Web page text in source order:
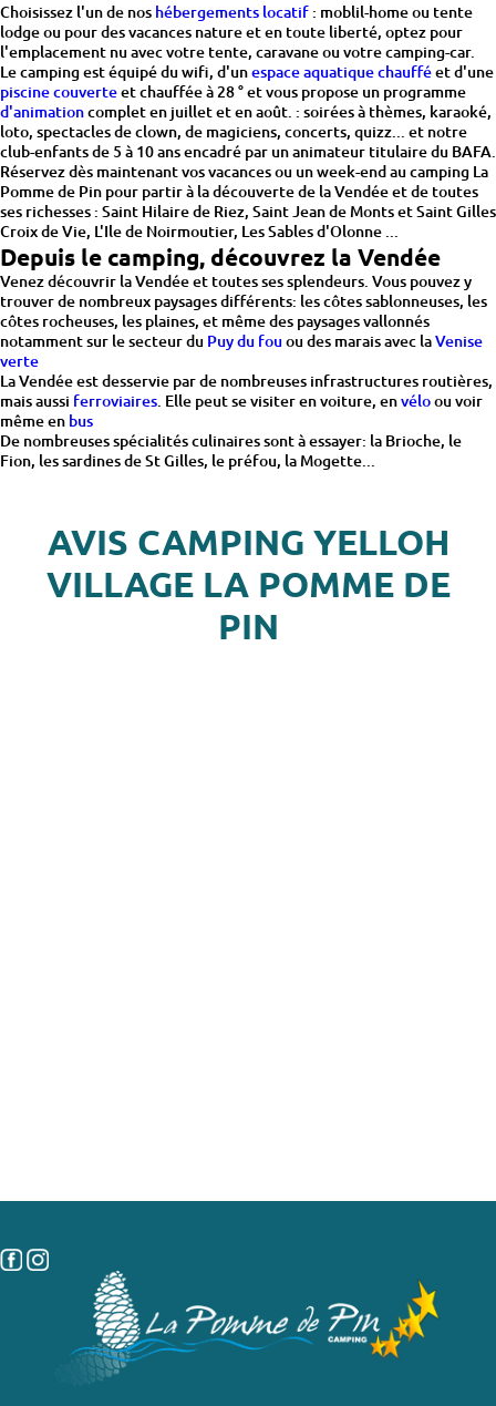
Choisissez l'un de nos hébergements locatif: moblil-home ou tente
lodge ou pour des vacances nature et en toute liberté, optez pour
l'emplacement nu avec votre tente, caravane ou votre camping-car.
Le camping est équipé du wifi, d'unespace aquatique chaufféet d'une
piscine couverteet chauffée à 28 ° et vous propose un programme
d'animationcomplet en juillet et en août. : soirées à thèmes, karaoké,
loto, spectacles de clown, de magiciens, concerts, quizz... et notre
club-enfants de 5 à 10 ans encadré par un animateur titulaire du BAFA.
Réservez dès maintenant vos vacances ou un week-end au camping La
Pomme de Pin pour partir à la découverte de la Vendée et de toutes
ses richesses : Saint Hilaire de Riez, Saint Jean de Monts et Saint Gilles
Croix de Vie, L'Ile de Noirmoutier, Les Sables d'Olonne ...
Depuis le camping, découvrez la Vendée
Venez découvrir la Vendée et toutes ses splendeurs. Vous pouvez y
trouver de nombreux paysages différents: les côtes sablonneuses, les
côtes rocheuses, les plaines, et même des paysages vallonnés
notamment sur le secteur du Puy du fou ou des marais avec laVenise
verte
La Vendée est desservie par de nombreuses infrastructures routières,
mais aussi ferroviaires. Elle peut se visiter en voiture, envéloou voir
même en bus
De nombreuses spécialités culinaires sont à essayer: la Brioche, le
Fion, les sardines de St Gilles, le préfou, la Mogette...
AVIS CAMPING YELLOH
VILLAGE LA POMME DE
PIN